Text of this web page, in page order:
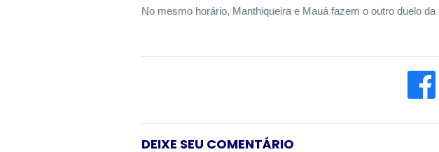
No mesmo horário, Manthiqueira e Mauá fazem o outro duelo
DEIXE SEU COMENTÁRIO